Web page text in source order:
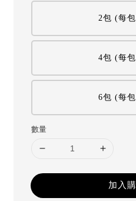
2包 (每
4包 (每
6包 (每
數量
加入